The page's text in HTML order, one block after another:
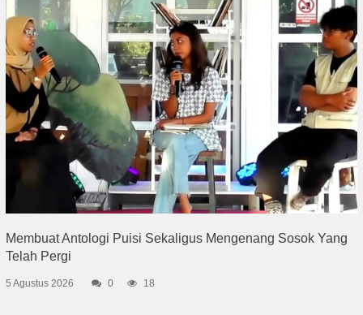
Membuat Antologi Puisi Sekaligus Mengenang Sosok Yang
Telah Pergi
5 Agustus 2026 0 18